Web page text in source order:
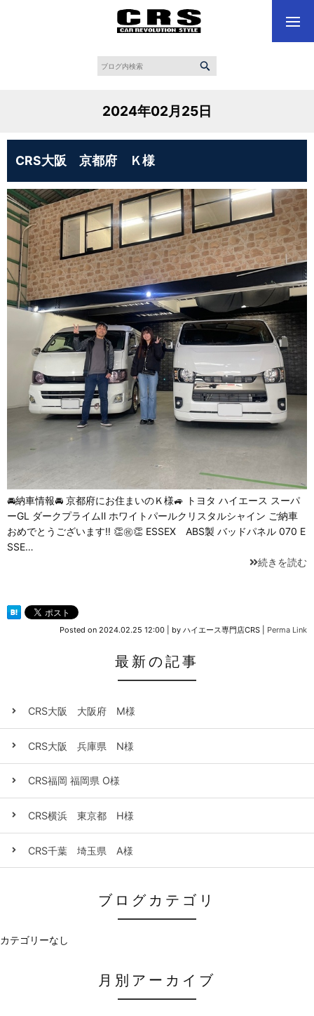
2024年02月25日
CRS大阪 京都府 Ｋ様
🚘納車情報🚘 京都府にお住まいのＫ様🚙 トヨタ ハイエース スーパ
ーGL ダークプライムⅡ ホワイトパールクリスタルシャイン ご納車
おめでとうございます‼️ 👏㊗️👏 ESSEX ABS製 バッドパネル 070 E
SSE…
続きを読む
Posted on 2024.02.25 12:00 by ハイエース専門店CRS Perma Link
最新の記事
CRS大阪 大阪府 M様
CRS大阪 兵庫県 N様
CRS福岡 福岡県 O様
CRS横浜 東京都 H様
CRS千葉 埼玉県 A様
ブログカテゴリ
カテゴリーなし
月別アーカイブ